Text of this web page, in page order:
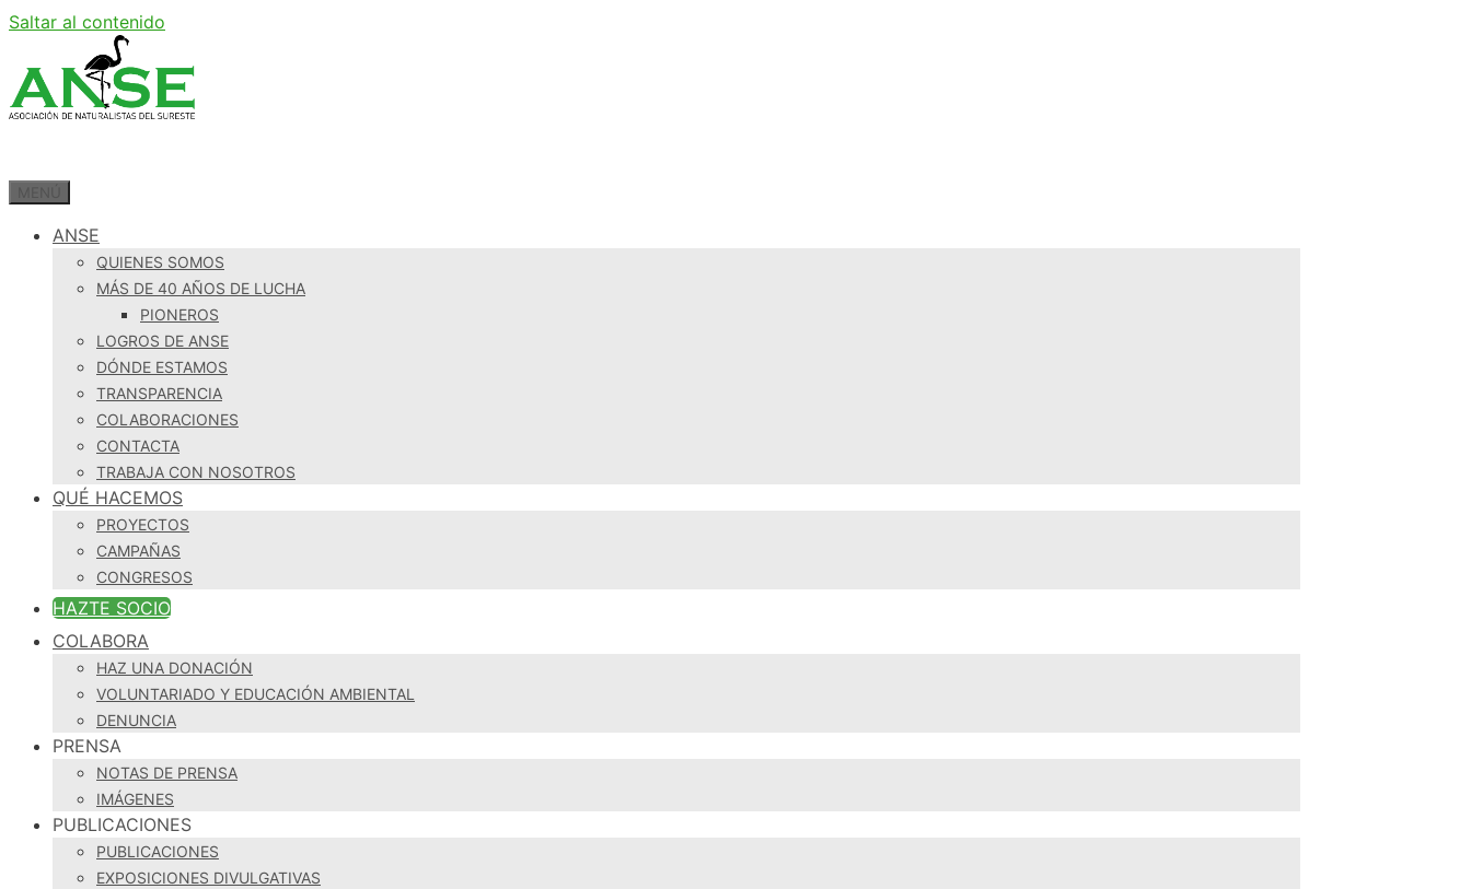
Saltar al contenido
ANSE
QUIENES SOMOS
MÁS DE 40 AÑOS DE LUCHA
PIONEROS
LOGROS DE ANSE
DÓNDE ESTAMOS
TRANSPARENCIA
COLABORACIONES
CONTACTA
TRABAJA CON NOSOTROS
QUÉ HACEMOS
PROYECTOS
CAMPAÑAS
CONGRESOS
HAZTE SOCIO
COLABORA
HAZ UNA DONACIÓN
VOLUNTARIADO Y EDUCACIÓN AMBIENTAL
DENUNCIA
PRENSA
NOTAS DE PRENSA
IMÁGENES
PUBLICACIONES
PUBLICACIONES
EXPOSICIONES DIVULGATIVAS